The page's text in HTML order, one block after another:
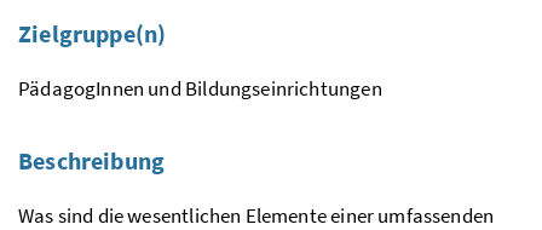
Zielgruppe(n)
PädagogInnen und Bildungseinrichtungen
Beschreibung
Was sind die wesentlichen Elemente einer umfassenden